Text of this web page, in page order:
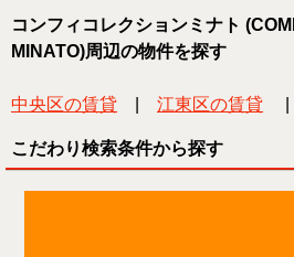
コンフィコレクションミナト
MINATO)周辺の物件を探す
中央区の賃貸 江東区の賃貸
こだわり検索条件から探す